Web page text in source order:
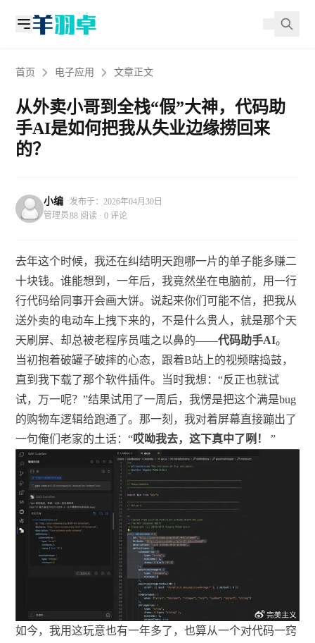
首页 电子应用 文章正文
从外卖小哥到全栈“假”大神，代码助
手AI是如何把我从失业边缘捞回来
的？
小编
管理员
发布于：2026年04月30日
88 阅读 · 0 评论
去年这个时候，我还在纠结明天跑哪一片的单子能多赚二
十块钱。谁能想到，一年后，我竟然坐在电脑前，用一行
行代码给同事开会画大饼。说起来你们可能不信，把我从
送外卖的电动车上拽下来的，不是什么贵人，就是那个天
天刷屏、却总被老程序员嗤之以鼻的——代码助手AI。
当初抱着破罐子破摔的心态，跟着B站上的视频瞎捣鼓，
直到我下载了那个软件插件。当时我想：“反正也就试
试，万一呢？”结果试用了一周后，我愣是把这个满是bug
的购物车逻辑给跑通了。那一刻，我对着屏幕直接蹦出了
一句俺们老家的土话：“哎呦我去，这下真中了咧！ ”
如今，我用这玩意也有一年多了，也算从一个对代码一窍